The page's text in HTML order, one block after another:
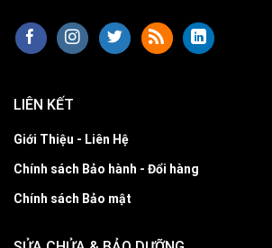
LIÊN KẾT
Giới Thiệu - Liên Hệ
Chính sách Bảo hành - Đổi hàng
Chính sách Bảo mật